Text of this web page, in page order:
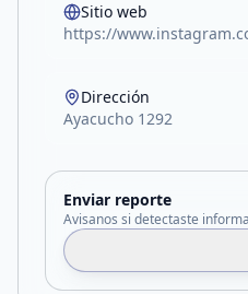
Sitio web
https://
Dirección
Ayacucho 1292
Enviar reporte
Avisanos si detectaste